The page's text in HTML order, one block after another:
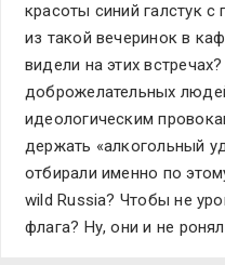
красоты синий галстук
из такой вечеринок в
видели на этих
доброжелательных
идеологическим
держать «алкогольный
отбирали именно по
wild Russia? Чтобы не
флага? Ну, они и не